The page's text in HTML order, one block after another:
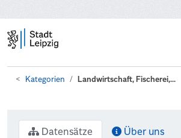
Kategorien Landwirtschaft, Fischerei,...
Datensätze Über uns